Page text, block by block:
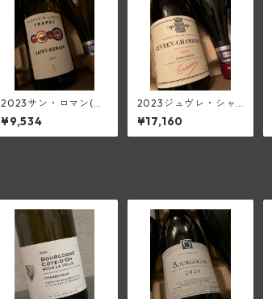
2023サン・ロマン(ピ
エール・エ・ルイ・ト
ラペ)
¥9,534
2023ジュヴレ・シャ
ンベルタン(トラペ)
¥17,160